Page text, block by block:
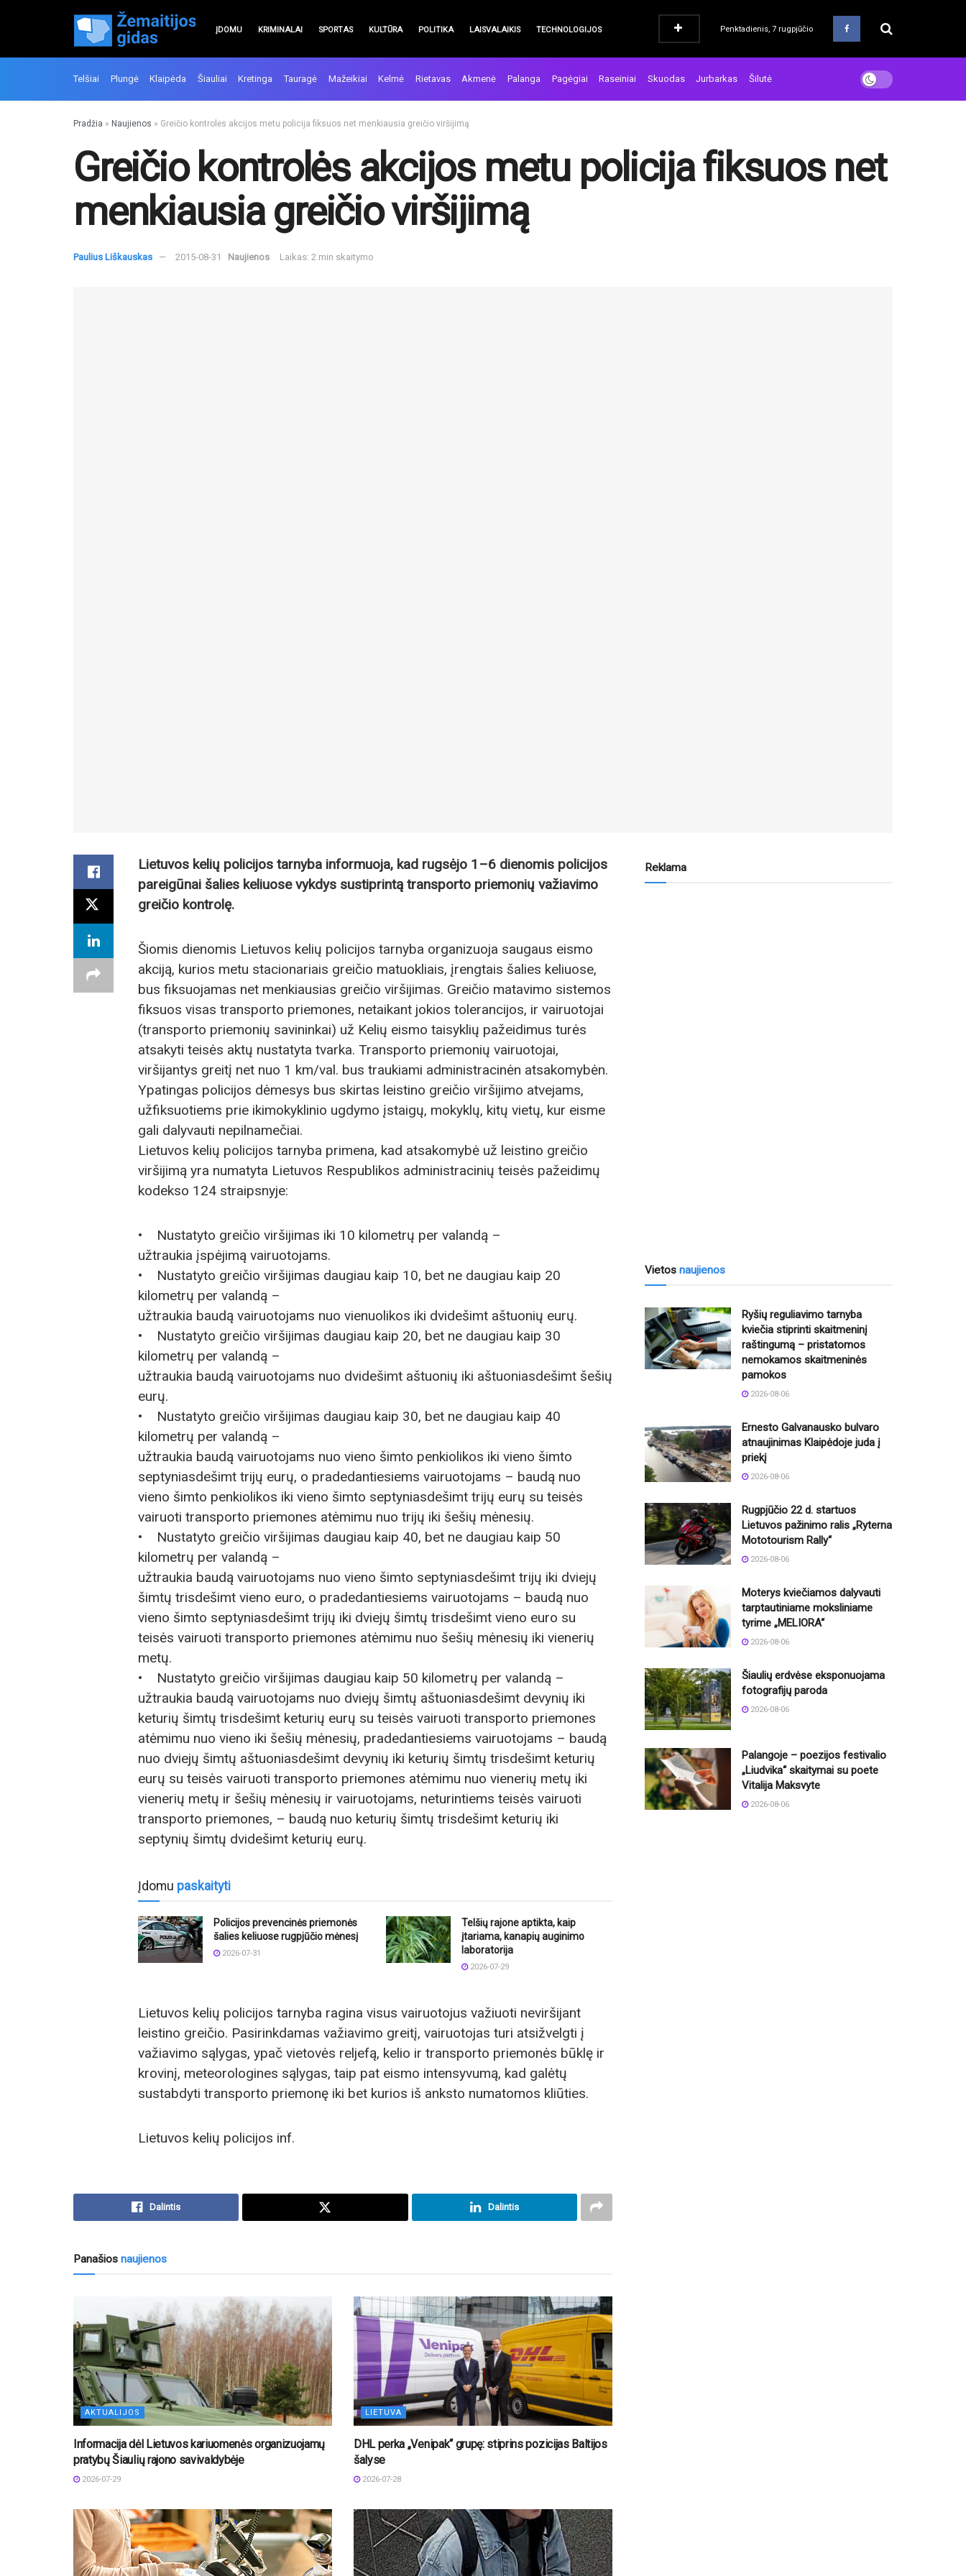
ĮDOMU KRIMINALAI SPORTAS KULTŪRA POLITIKA LAISVALAIKIS TECHNOLOGIJOS Penktadienis, 7 rugpjūčio
Telšiai Plungė Klaipėda Šiauliai Kretinga Tauragė Mažeikiai Kelmė Rietavas Akmenė Palanga Pagėgiai Raseiniai Skuodas Jurbarkas Šilutė
Pradžia » Naujienos » Greičio kontrolės akcijos metu policija fiksuos net menkiausia greičio viršijimą
Greičio kontrolės akcijos metu policija fiksuos net
menkiausia greičio viršijimą
Paulius Liškauskas 2015-08-31 Naujienos Laikas: 2 min skaitymo
Lietuvos kelių policijos tarnyba informuoja, kad rugsėjo 1–6 dienomis policijos
pareigūnai šalies keliuose vykdys sustiprintą transporto priemonių važiavimo
greičio kontrolę.
Šiomis dienomis Lietuvos kelių policijos tarnyba organizuoja saugaus eismo
akciją, kurios metu stacionariais greičio matuokliais, įrengtais šalies keliuose,
bus fiksuojamas net menkiausias greičio viršijimas. Greičio matavimo sistemos
fiksuos visas transporto priemones, netaikant jokios tolerancijos, ir vairuotojai
(transporto priemonių savininkai) už Kelių eismo taisyklių pažeidimus turės
atsakyti teisės aktų nustatyta tvarka. Transporto priemonių vairuotojai,
viršijantys greitį net nuo 1 km/val. bus traukiami administracinėn atsakomybėn.
Ypatingas policijos dėmesys bus skirtas leistino greičio viršijimo atvejams,
užfiksuotiems prie ikimokyklinio ugdymo įstaigų, mokyklų, kitų vietų, kur eisme
gali dalyvauti nepilnamečiai.
Lietuvos kelių policijos tarnyba primena, kad atsakomybė už leistino greičio
viršijimą yra numatyta Lietuvos Respublikos administracinių teisės pažeidimų
kodekso 124 straipsnyje:
• Nustatyto greičio viršijimas iki 10 kilometrų per valandą –
užtraukia įspėjimą vairuotojams.
• Nustatyto greičio viršijimas daugiau kaip 10, bet ne daugiau kaip 20
kilometrų per valandą –
užtraukia baudą vairuotojams nuo vienuolikos iki dvidešimt aštuonių eurų.
• Nustatyto greičio viršijimas daugiau kaip 20, bet ne daugiau kaip 30
kilometrų per valandą –
užtraukia baudą vairuotojams nuo dvidešimt aštuonių iki aštuoniasdešimt šešių
eurų.
• Nustatyto greičio viršijimas daugiau kaip 30, bet ne daugiau kaip 40
kilometrų per valandą –
užtraukia baudą vairuotojams nuo vieno šimto penkiolikos iki vieno šimto
septyniasdešimt trijų eurų, o pradedantiesiems vairuotojams – baudą nuo
vieno šimto penkiolikos iki vieno šimto septyniasdešimt trijų eurų su teisės
vairuoti transporto priemones atėmimu nuo trijų iki šešių mėnesių.
• Nustatyto greičio viršijimas daugiau kaip 40, bet ne daugiau kaip 50
kilometrų per valandą –
užtraukia baudą vairuotojams nuo vieno šimto septyniasdešimt trijų iki dviejų
šimtų trisdešimt vieno euro, o pradedantiesiems vairuotojams – baudą nuo
vieno šimto septyniasdešimt trijų iki dviejų šimtų trisdešimt vieno euro su
teisės vairuoti transporto priemones atėmimu nuo šešių mėnesių iki vienerių
metų.
• Nustatyto greičio viršijimas daugiau kaip 50 kilometrų per valandą –
užtraukia baudą vairuotojams nuo dviejų šimtų aštuoniasdešimt devynių iki
keturių šimtų trisdešimt keturių eurų su teisės vairuoti transporto priemones
atėmimu nuo vieno iki šešių mėnesių, pradedantiesiems vairuotojams – baudą
nuo dviejų šimtų aštuoniasdešimt devynių iki keturių šimtų trisdešimt keturių
eurų su teisės vairuoti transporto priemones atėmimu nuo vienerių metų iki
vienerių metų ir šešių mėnesių ir vairuotojams, neturintiems teisės vairuoti
transporto priemones, – baudą nuo keturių šimtų trisdešimt keturių iki
septynių šimtų dvidešimt keturių eurų.
Įdomu paskaityti
Policijos prevencinės priemonės
šalies keliuose rugpjūčio mėnesį
2026-07-31
Telšių rajone aptikta, kaip
įtariama, kanapių auginimo
laboratorija
2026-07-29
Lietuvos kelių policijos tarnyba ragina visus vairuotojus važiuoti neviršijant
leistino greičio. Pasirinkdamas važiavimo greitį, vairuotojas turi atsižvelgti į
važiavimo sąlygas, ypač vietovės reljefą, kelio ir transporto priemonės būklę ir
krovinį, meteorologines sąlygas, taip pat eismo intensyvumą, kad galėtų
sustabdyti transporto priemonę iki bet kurios iš anksto numatomos kliūties.
Lietuvos kelių policijos inf.
Dalintis Dalintis
Panašios naujienos
AKTUALIJOS
Informacija dėl Lietuvos kariuomenės organizuojamų
pratybų Šiaulių rajono savivaldybėje
2026-07-29
LIETUVA
DHL perka „Venipak“ grupę: stiprins pozicijas Baltijos
šalyse
2026-07-28
Reklama
Vietos naujienos
Ryšių reguliavimo tarnyba
kviečia stiprinti skaitmeninį
raštingumą – pristatomos
nemokamos skaitmeninės
pamokos
2026-08-06
Ernesto Galvanausko bulvaro
atnaujinimas Klaipėdoje juda į
priekį
2026-08-06
Rugpjūčio 22 d. startuos
Lietuvos pažinimo ralis „Ryterna
Mototourism Rally“
2026-08-06
Moterys kviečiamos dalyvauti
tarptautiniame moksliniame
tyrime „MELIORA“
2026-08-06
Šiaulių erdvėse eksponuojama
fotografijų paroda
2026-08-06
Palangoje – poezijos festivalio
„Liudvika“ skaitymai su poete
Vitalija Maksvyte
2026-08-06